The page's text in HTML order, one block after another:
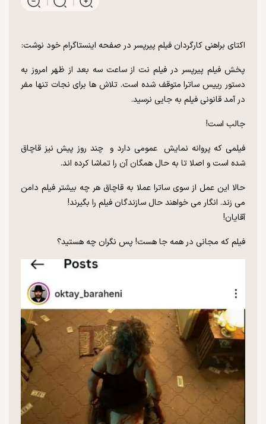
اکتای براهنی کارگردان فیلم پیرپسر در صفحه اینستاگرام خود نوشت:
پخش فیلم پیرپسر در فیلم نت از ساعت سه بعد از ظهر امروز به
دستور رییس ساترا متوقف شده است. تلاش ها برای نجات تنها مفر
در آمد قانونی فیلم به جایی نرسید.
جالب است!
فیلمی که پروانه نمایش عمومی دارد و چند روز پیش نیز قاچاق
شده است و اصلا تا به حال همگان آن را تماشا کرده اند.
حالا این عمل از سوی ساترا عملا به قاچاق هر چه بیشتر فیلم دامن
می زند. انگار می خواهند حال سازندگان فیلم را بگیرند!
آقایان!
فیلم که مجانی در همه جا هست! پس نگران چه هستید؟